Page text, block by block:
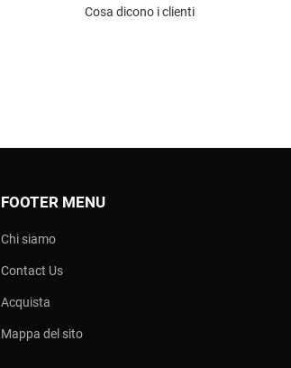
Cosa dicono i clienti
FOOTER MENU
Chi siamo
Contact Us
Acquista
Mappa del sito